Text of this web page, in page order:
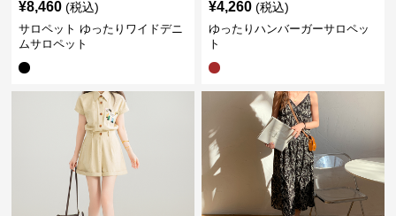
¥8,460 (税込)
サロペット ゆったりワイドデニ
ムサロペット
¥4,260 (税込)
ゆったりハンバーガーサロペッ
ト